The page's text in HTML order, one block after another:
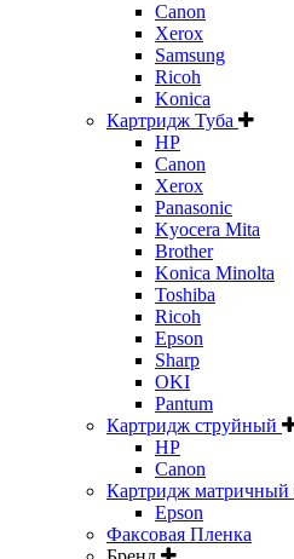
Canon
Xerox
Samsung
Ricoh
Konica
Картридж Туба
HP
Canon
Xerox
Panasonic
Kyocera Mita
Brother
Konica Minolta
Toshiba
Ricoh
Epson
Sharp
OKI
Pantum
Картридж струйный
HP
Canon
Картридж матричный
Epson
Факсовая Пленка